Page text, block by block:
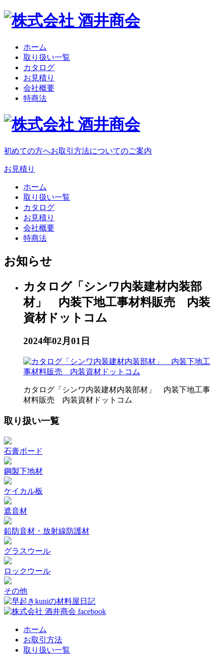
ホーム
取り扱い一覧
カタログ
お見積り
会社概要
特商法
初めての方へお取引方法についてのご案内
お見積り
ホーム
取り扱い一覧
カタログ
お見積り
会社概要
特商法
お知らせ
カタログ「シンワ内装建材内装部
材」 内装下地工事材料販売 内装
資材ドットコム
2024年02月01日
カタログ「シンワ内装建材内装部材」 内装下地工事
材料販売 内装資材ドットコム
取り扱い一覧
石膏ボード
鋼製下地材
ケイカル板
遮音材
鉛防音材・放射線防護材
グラスウール
ロックウール
その他
ホーム
お取引方法
取り扱い一覧